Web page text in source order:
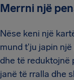
Merrni një
Nëse keni një
mund t'ju japin
dhe të reduktojnë
janë të rralla dhe